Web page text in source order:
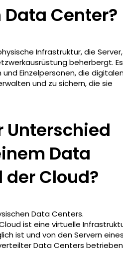
Center?
Infrastruktur, die Server,
beherbergt. Es
Einzelpersonen, die
und zu sichern, die sie
Unterschied
Data
Cloud?
Data Centers.
ist eine virtuelle
ist und von den Servern
Data Centers betrieben